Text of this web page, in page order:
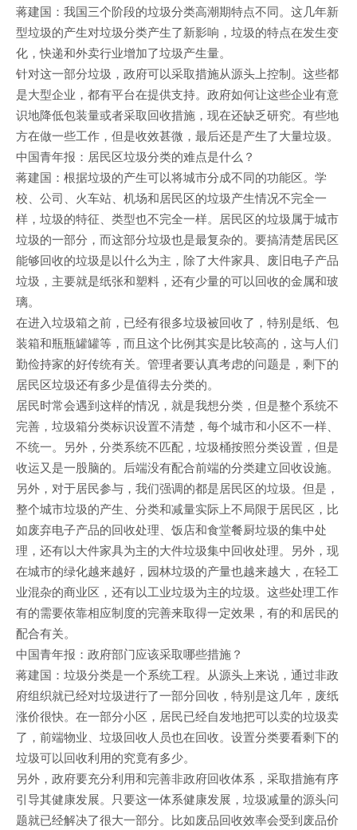
蒋建国：我国三个阶段的垃圾分类高潮期特点不同。这几年新
型垃圾的产生对垃圾分类产生了新影响，垃圾的特点在发生变
化，快递和外卖行业增加了垃圾产生量。
针对这一部分垃圾，政府可以采取措施从源头上控制。这些都
是大型企业，都有平台在提供支持。政府如何让这些企业有意
识地降低包装量或者采取回收措施，现在还缺乏研究。有些地
方在做一些工作，但是收效甚微，最后还是产生了大量垃圾。
中国青年报：居民区垃圾分类的难点是什么？
蒋建国：根据垃圾的产生可以将城市分成不同的功能区。学
校、公司、火车站、机场和居民区的垃圾产生情况不完全一
样，垃圾的特征、类型也不完全一样。居民区的垃圾属于城市
垃圾的一部分，而这部分垃圾也是最复杂的。要搞清楚居民区
能够回收的垃圾是以什么为主，除了大件家具、废旧电子产品
垃圾，主要就是纸张和塑料，还有少量的可以回收的金属和玻
璃。
在进入垃圾箱之前，已经有很多垃圾被回收了，特别是纸、包
装箱和瓶瓶罐罐等，而且这个比例其实是比较高的，这与人们
勤俭持家的好传统有关。管理者要认真考虑的问题是，剩下的
居民区垃圾还有多少是值得去分类的。
居民时常会遇到这样的情况，就是我想分类，但是整个系统不
完善，垃圾箱分类标识设置不清楚，每个城市和小区不一样、
不统一。另外，分类系统不匹配，垃圾桶按照分类设置，但是
收运又是一股脑的。后端没有配合前端的分类建立回收设施。
另外，对于居民参与，我们强调的都是居民区的垃圾。但是，
整个城市垃圾的产生、分类和减量实际上不局限于居民区，比
如废弃电子产品的回收处理、饭店和食堂餐厨垃圾的集中处
理，还有以大件家具为主的大件垃圾集中回收处理。另外，现
在城市的绿化越来越好，园林垃圾的产量也越来越大，在轻工
业混杂的商业区，还有以工业垃圾为主的垃圾。这些处理工作
有的需要依靠相应制度的完善来取得一定效果，有的和居民的
配合有关。
中国青年报：政府部门应该采取哪些措施？
蒋建国：垃圾分类是一个系统工程。从源头上来说，通过非政
府组织就已经对垃圾进行了一部分回收，特别是这几年，废纸
涨价很快。在一部分小区，居民已经自发地把可以卖的垃圾卖
了，前端物业、垃圾回收人员也在回收。设置分类要看剩下的
垃圾可以回收利用的究竟有多少。
另外，政府要充分利用和完善非政府回收体系，采取措施有序
引导其健康发展。只要这一体系健康发展，垃圾减量的源头问
题就已经解决了很大一部分。比如废品回收效率会受到废品价